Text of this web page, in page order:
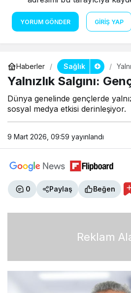
YORUM GÖNDER GIRIŞ YAP
Haberler Sağlık
Yalnızlık Salgını:
Dünya genelinde gençlerde
sosyal medya etkisi derinleşiyor.
9 Mart 2026, 09:59 yayınlandı
0 Paylaş Beğen
Reklam